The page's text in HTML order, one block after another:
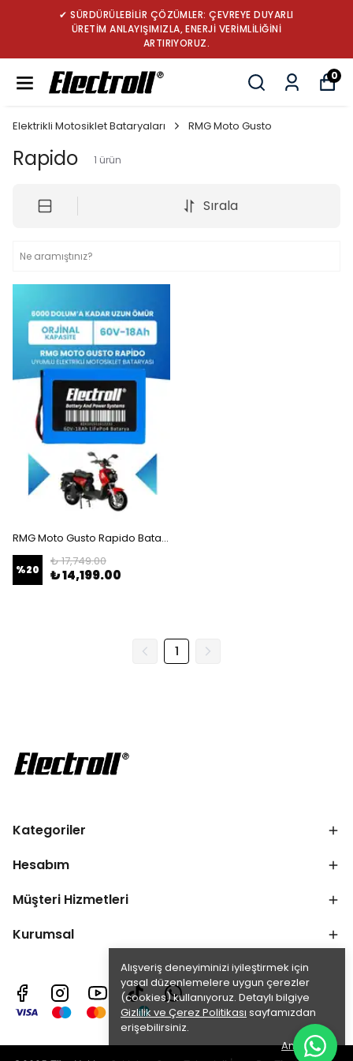
✔ SÜRDÜRÜLEBİLİR ÇÖZÜMLER: ÇEVREYE DUYARLI
ÜRETİM ANLAYIŞIMIZLA, ENERJİ VERİMLİLİĞİNİ
ARTIRIYORUZ.
0
Alışveriş deneyiminizi iyileştirmek için
yasal düzenlemelere uygun çerezler
(cookies) kullanıyoruz. Detaylı bilgiye
Gizlilik ve Çerez Politikası sayfamızdan
erişebilirsiniz.
Anladım
Elektrikli Motosiklet Bataryaları RMG Moto Gusto
Rapido 1 ürün
Sırala
RMG Moto Gusto Rapido Batarya (Standart Kapasite) LiFePO4 60V 18Ah Elektrikli Motosiklet Bataryası
%20
₺ 17,749.00
₺ 14,199.00
1
Kategoriler
Hesabım
Müşteri Hizmetleri
Kurumsal